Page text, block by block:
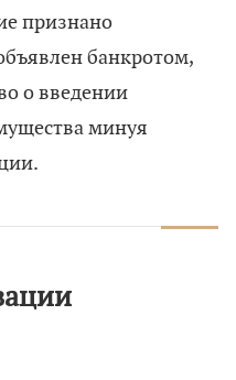
признано
банкротом,
о введении
минуя